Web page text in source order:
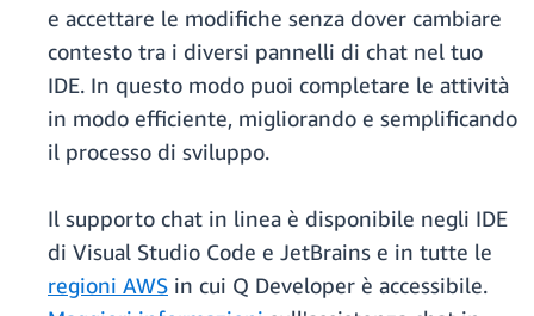
e accettare le modifiche senza dover cambiare
contesto tra i diversi pannelli di chat nel tuo
IDE. In questo modo puoi completare le attività
in modo efficiente, migliorando e semplificando
il processo di sviluppo.
Il supporto chat in linea è disponibile negli IDE
di Visual Studio Code e JetBrains e in tutte le
regioni AWS in cui Q Developer è accessibile.